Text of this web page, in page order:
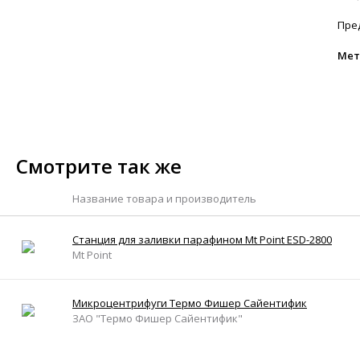
Смотрите так же
Название товара и производитель
Станция для заливки парафином Mt Point ESD-2800
Mt Point
Микроцентрифуги Термо Фишер Сайентифик
ЗАО "Термо Фишер Сайентифик"